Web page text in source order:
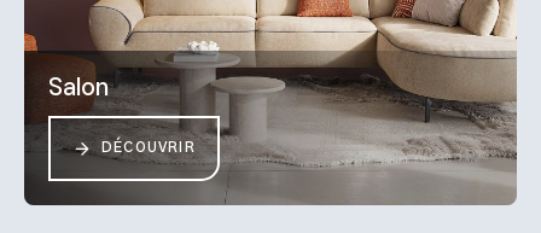
Salon
DÉCOUVRIR